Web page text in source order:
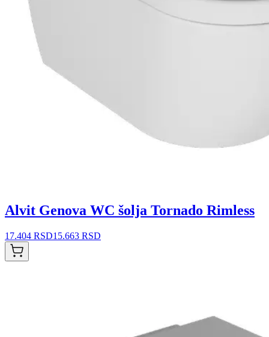
Alvit Genova WC šolja Tornado Rimless
17.404 RSD15.663 RSD